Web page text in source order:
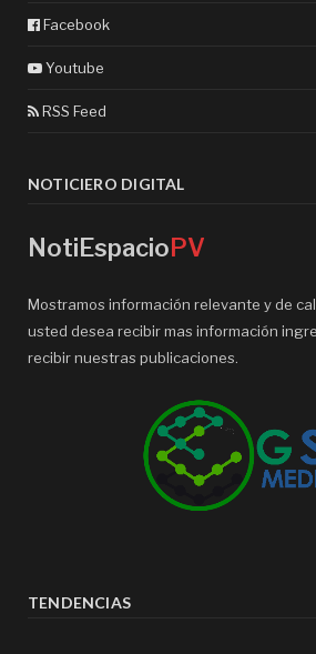
Facebook
Youtube
RSS Feed
NOTICIERO DIGITAL
NotiEspacioPV
Mostramos información relevante y de
usted desea recibir mas información
recibir nuestras publicaciones.
TENDENCIAS